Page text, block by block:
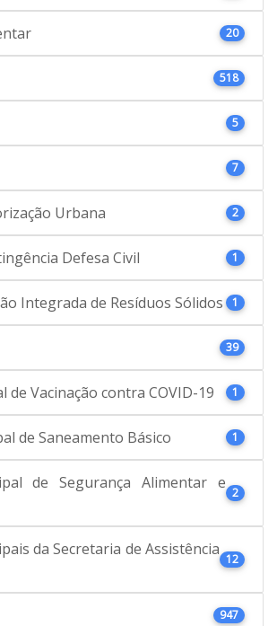
20
518
5
7
Urbana 2
Defesa Civil 1
Integrada de Resíduos Sólidos 1
39
de Vacinação contra COVID-19 1
de Saneamento Básico 1
de Segurança Alimentar e
2
da Secretaria de Assistência
12
947